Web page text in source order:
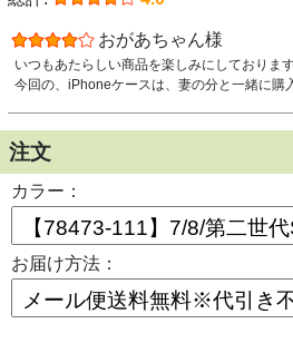
おがあちゃん様
いつもあたらしい商品を楽しみにしております
今回の、iPhoneケースは、妻の分と一緒に購
注文
カラー：
お届け方法：